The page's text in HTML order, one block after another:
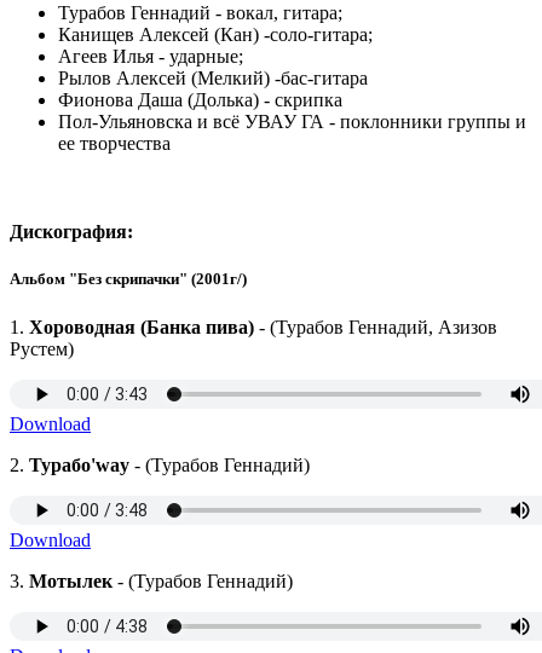
Турабов Геннадий - вокал, гитара;
Канищев Алексей (Кан) -соло-гитара;
Агеев Илья - ударные;
Рылов Алексей (Мелкий) -бас-гитара
Фионова Даша (Долька) - скрипка
Пол-Ульяновска и всё УВАУ ГА - поклонники группы и
ее творчества
Дискография:
Альбом "Без скрипачки" (2001г/)
1. Хороводная (Банка пива) - (Турабов Геннадий, Азизов
Рустем)
Download
2. Турабо'way - (Турабов Геннадий)
Download
3. Мотылек - (Турабов Геннадий)